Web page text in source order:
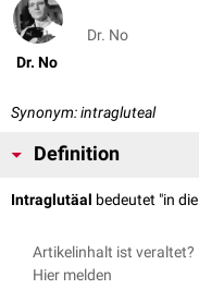
Dr. No
Dr. No
Synonym: intragluteal
Definition
Intraglutäal bedeutet "in die
Artikelinhalt ist veraltet?
Hier melden